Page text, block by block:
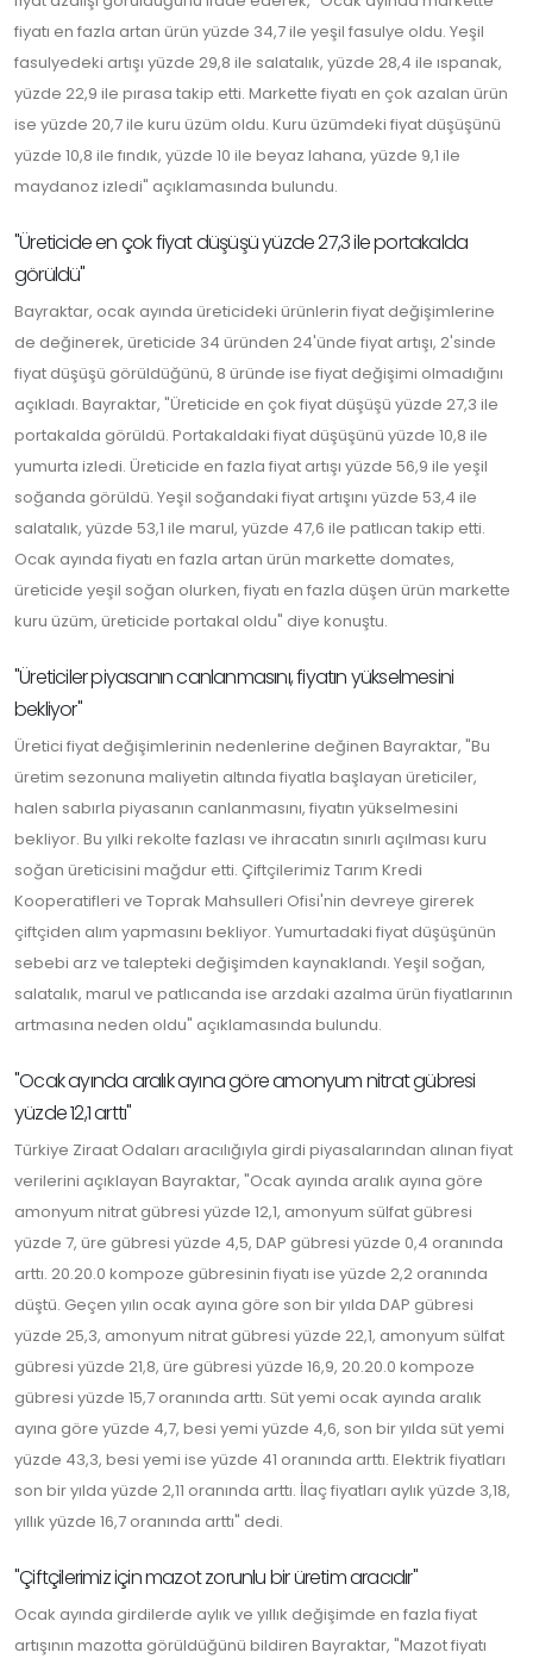
fiyatı en fazla artan ürün yüzde 34,7 ile yeşil fasulye oldu. Yeşil
fasulyedeki artışı yüzde 29,8 ile salatalık, yüzde 28,4 ile ıspanak,
yüzde 22,9 ile pırasa takip etti. Markette fiyatı en çok azalan ürün
ise yüzde 20,7 ile kuru üzüm oldu. Kuru üzümdeki fiyat düşüşünü
yüzde 10,8 ile fındık, yüzde 10 ile beyaz lahana, yüzde 9,1 ile
maydanoz izledi" açıklamasında bulundu.
"Üreticide en çok fiyat düşüşü yüzde 27,3 ile portakalda
görüldü"
Bayraktar, ocak ayında üreticideki ürünlerin fiyat değişimlerine
de değinerek, üreticide 34 üründen 24'ünde fiyat artışı, 2'sinde
fiyat düşüşü görüldüğünü, 8 üründe ise fiyat değişimi olmadığını
açıkladı. Bayraktar, "Üreticide en çok fiyat düşüşü yüzde 27,3 ile
portakalda görüldü. Portakaldaki fiyat düşüşünü yüzde 10,8 ile
yumurta izledi. Üreticide en fazla fiyat artışı yüzde 56,9 ile yeşil
soğanda görüldü. Yeşil soğandaki fiyat artışını yüzde 53,4 ile
salatalık, yüzde 53,1 ile marul, yüzde 47,6 ile patlıcan takip etti.
Ocak ayında fiyatı en fazla artan ürün markette domates,
üreticide yeşil soğan olurken, fiyatı en fazla düşen ürün markette
kuru üzüm, üreticide portakal oldu" diye konuştu.
"Üreticiler piyasanın canlanmasını, fiyatın yükselmesini
bekliyor"
Üretici fiyat değişimlerinin nedenlerine değinen Bayraktar, "Bu
üretim sezonuna maliyetin altında fiyatla başlayan üreticiler,
halen sabırla piyasanın canlanmasını, fiyatın yükselmesini
bekliyor. Bu yılki rekolte fazlası ve ihracatın sınırlı açılması kuru
soğan üreticisini mağdur etti. Çiftçilerimiz Tarım Kredi
Kooperatifleri ve Toprak Mahsulleri Ofisi'nin devreye girerek
çiftçiden alım yapmasını bekliyor. Yumurtadaki fiyat düşüşünün
sebebi arz ve talepteki değişimden kaynaklandı. Yeşil soğan,
salatalık, marul ve patlıcanda ise arzdaki azalma ürün fiyatlarının
artmasına neden oldu" açıklamasında bulundu.
"Ocak ayında aralık ayına göre amonyum nitrat gübresi
yüzde 12,1 arttı"
Türkiye Ziraat Odaları aracılığıyla girdi piyasalarından alınan fiyat
verilerini açıklayan Bayraktar, "Ocak ayında aralık ayına göre
amonyum nitrat gübresi yüzde 12,1, amonyum sülfat gübresi
yüzde 7, üre gübresi yüzde 4,5, DAP gübresi yüzde 0,4 oranında
arttı. 20.20.0 kompoze gübresinin fiyatı ise yüzde 2,2 oranında
düştü. Geçen yılın ocak ayına göre son bir yılda DAP gübresi
yüzde 25,3, amonyum nitrat gübresi yüzde 22,1, amonyum sülfat
gübresi yüzde 21,8, üre gübresi yüzde 16,9, 20.20.0 kompoze
gübresi yüzde 15,7 oranında arttı. Süt yemi ocak ayında aralık
ayına göre yüzde 4,7, besi yemi yüzde 4,6, son bir yılda süt yemi
yüzde 43,3, besi yemi ise yüzde 41 oranında arttı. Elektrik fiyatları
son bir yılda yüzde 2,11 oranında arttı. İlaç fiyatları aylık yüzde 3,18,
yıllık yüzde 16,7 oranında arttı" dedi.
"Çiftçilerimiz için mazot zorunlu bir üretim aracıdır"
Ocak ayında girdilerde aylık ve yıllık değişimde en fazla fiyat
artışının mazotta görüldüğünü bildiren Bayraktar, "Mazot fiyatı